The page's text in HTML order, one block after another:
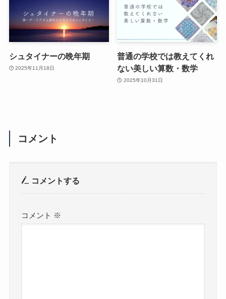
シュタイナーの晩年期
2025年11月18日
普通の学校では教えてくれ
ない美しい算数・数学
2025年10月31日
コメント
コメントする
コメント ※